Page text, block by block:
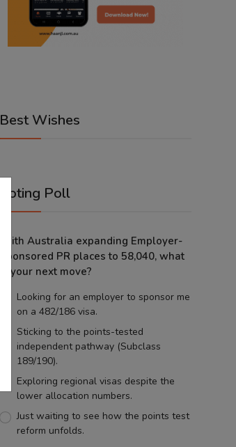
Best Wishes
Voting Poll
With Australia expanding Employer-
Sponsored PR places to 58,040, what
is your next move?
Looking for an employer to sponsor me
on a 482/186 visa.
Sticking to the points-tested
independent pathway (Subclass
189/190).
Exploring regional visas despite the
lower allocation numbers.
Just waiting to see how the points test
reform unfolds.